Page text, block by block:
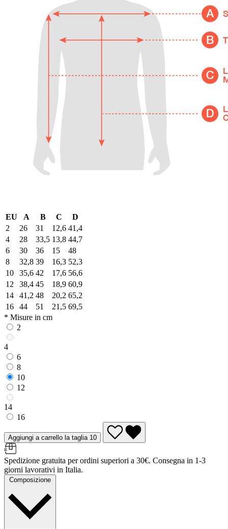
EU A B C
D
2
26 31 12,6 41,4
4
28 33,5 13,8 44,7
6
30 36 15
48
8
32,8 39 16,3 52,3
10
35,6 42 17,6 56,6
12
38,4 45 18,9 60,9
14
41,2 48 20,2 65,2
16
44 51 21,5 69,5
* Misure in cm
2
4
6
8
10
12
14
16
Aggiungi a carrello la taglia 10
Spedizione gratuita per ordini superiori a 30€. Consegna in 1-3
giorni lavorativi in Italia.
Composizione